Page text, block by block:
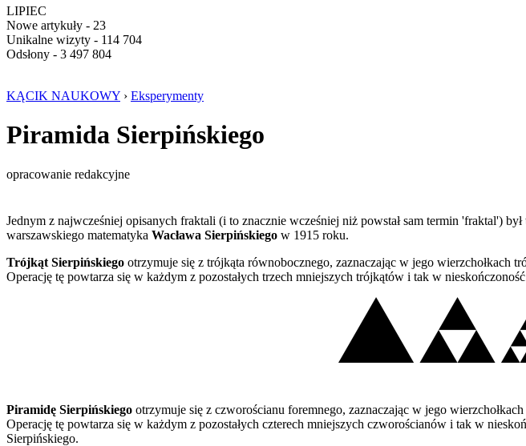
LIPIEC
Nowe artykuły - 23
Unikalne wizyty - 114 704
Odsłony - 3 497 804
KĄCIK NAUKOWY › Eksperymenty
Piramida Sierpińskiego
opracowanie redakcyjne
Jednym z najwcześniej opisanych fraktali (i to znacznie wcześniej niż powstał sam termin 'fraktal')
warszawskiego matematyka Wacława Sierpińskiego w 1915 roku.
Trójkąt Sierpińskiego otrzymuje się z trójkąta równobocznego, zaznaczając w jego wierzchołkach
Operację tę powtarza się w każdym z pozostałych trzech mniejszych trójkątów i tak w
Piramidę Sierpińskiego otrzymuje się z czworościanu foremnego, zaznaczając w jego
Operację tę powtarza się w każdym z pozostałych czterech mniejszych czworościanów i tak w
Sierpińskiego.